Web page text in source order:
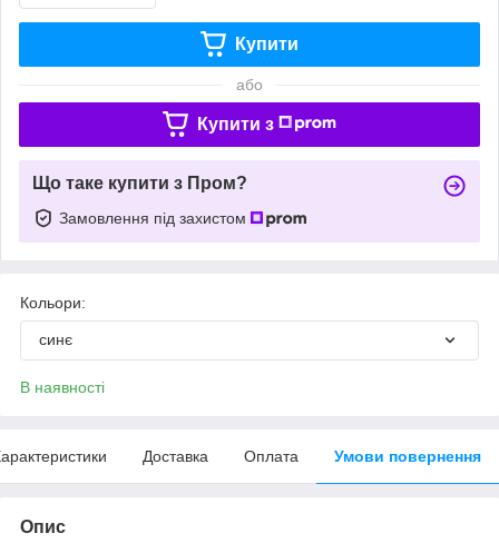
Купити
або
Купити з
Що таке купити з Пром?
Замовлення під захистом
Кольори:
синє
В наявності
Доставка Оплата Умови повернення
Опис